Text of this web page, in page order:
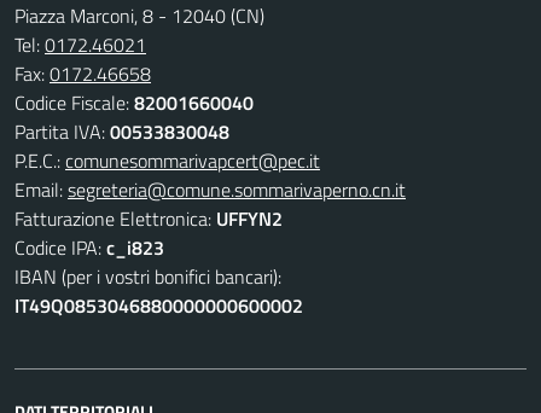
Piazza Marconi, 8 - 12040 (CN)
Tel:0172.46021
Fax:0172.46658
Codice Fiscale:82001660040
Partita IVA:00533830048
P.E.C.:comunesommarivapcert@pec.it
Email:segreteria@comune.sommarivaperno.cn.it
Fatturazione Elettronica: UFFYN2
Codice IPA:c_i823
IBAN (per i vostri bonifici bancari):
IT49Q0853046880000000600002